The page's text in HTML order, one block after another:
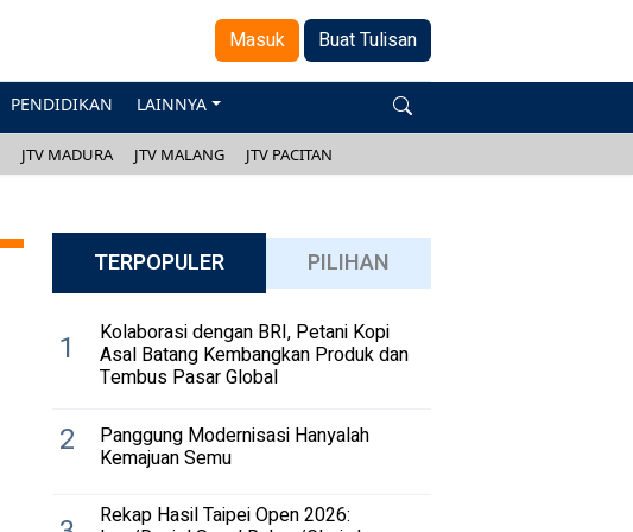
Masuk Buat Tulisan
PENDIDIKAN LAINNYA
JTV MADURA JTV MALANG JTV PACITAN
TERPOPULER PILIHAN
1 Kolaborasi dengan BRI, Petani Kopi
Asal Batang Kembangkan Produk dan
Tembus Pasar Global
2 Panggung Modernisasi Hanyalah
Kemajuan Semu
Rekap Hasil Taipei Open 2026: